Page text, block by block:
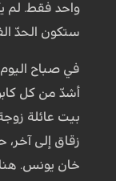
واحد فقط. لم
ستكون الحدّ
في صباح اليوم
أشدّ من كل
بيت عائلة
زقاق إلى
خان يونس.